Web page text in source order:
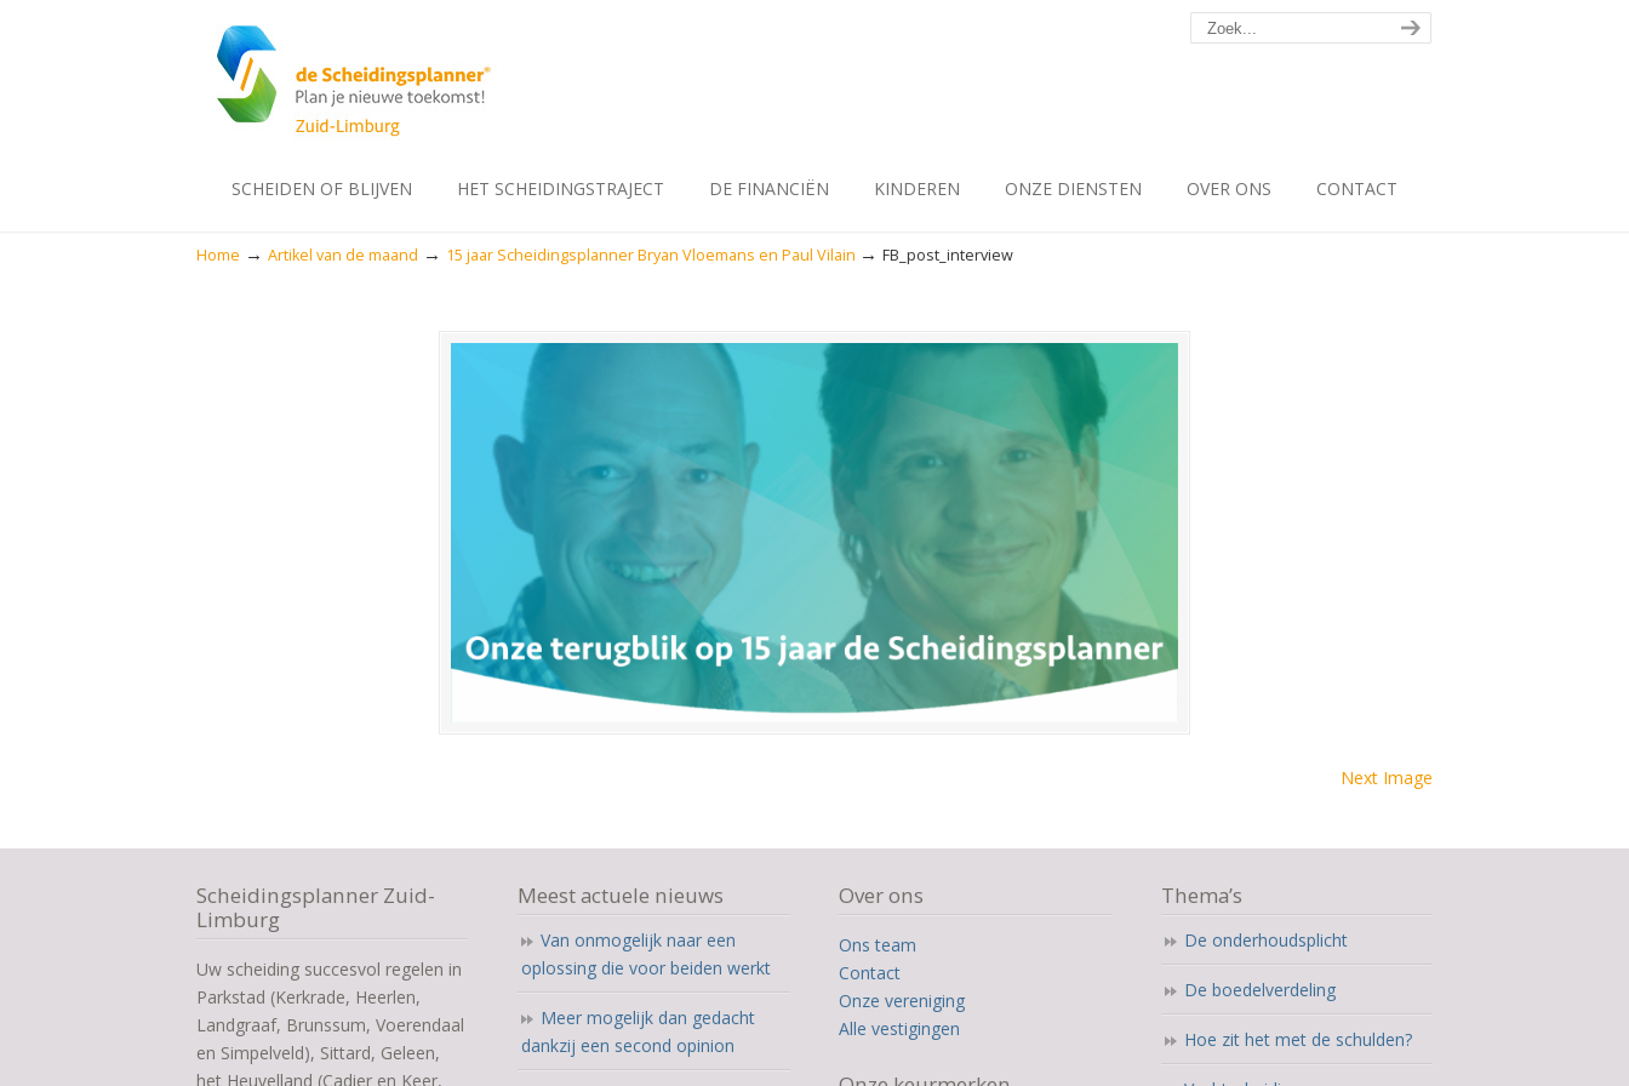
SCHEIDEN OF BLIJVEN HET SCHEIDINGSTRAJECT DE FINANCIËN KINDEREN ONZE DIENSTEN OVER ONS CONTACT
Home → Artikel van de maand → 15 jaar Scheidingsplanner Bryan Vloemans en Paul Vilain → FB_post_interview
Next Image
Scheidingsplanner Zuid-
Limburg
Uw scheiding succesvol regelen in
Parkstad (Kerkrade, Heerlen,
Landgraaf, Brunssum, Voerendaal
en Simpelveld), Sittard, Geleen,
het Heuvelland (Cadier en Keer,
Meest actuele nieuws
Van onmogelijk naar een
oplossing die voor beiden werkt
Meer mogelijk dan gedacht
dankzij een second opinion
Over ons
Ons team
Contact
Onze vereniging
Alle vestigingen
Thema’s
De onderhoudsplicht
De boedelverdeling
Hoe zit het met de schulden?